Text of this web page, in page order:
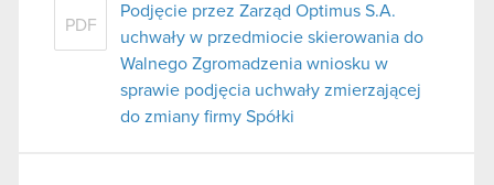
PDF
Podjęcie przez Zarząd Optimus S.A.
uchwały w przedmiocie skierowania do
Walnego Zgromadzenia wniosku w
sprawie podjęcia uchwały zmierzającej
do zmiany firmy Spółki